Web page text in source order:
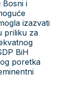
i
izazvati
priliku za
BiH
poretka